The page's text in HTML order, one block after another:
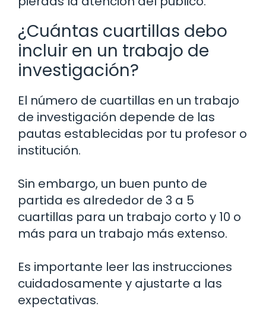
¿Cuántas cuartillas debo
incluir en un trabajo de
investigación?
El número de cuartillas en un trabajo
de investigación depende de las
pautas establecidas por tu profesor o
institución.
Sin embargo, un buen punto de
partida es alrededor de 3 a 5
cuartillas para un trabajo corto y 10 o
más para un trabajo más extenso.
Es importante leer las instrucciones
cuidadosamente y ajustarte a las
expectativas.